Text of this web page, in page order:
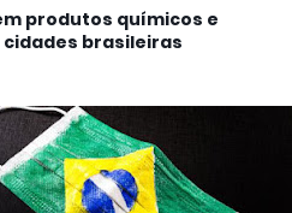
produtos químicos e
brasileiras